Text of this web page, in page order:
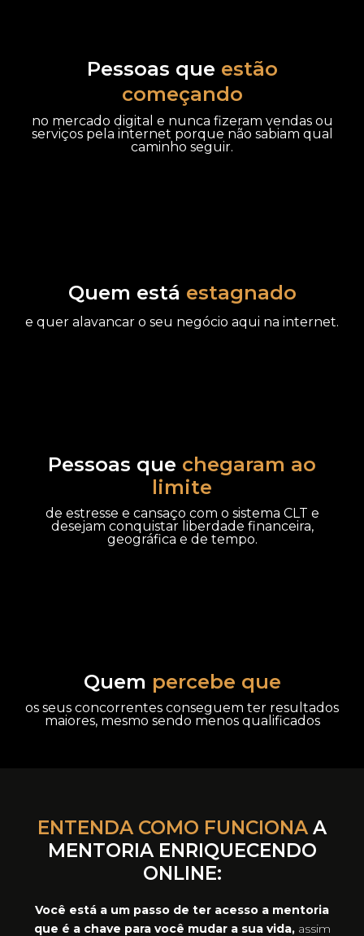
Pessoas que estão
começando
no mercado digital e nunca fizeram vendas ou
serviços pela internet porque não sabiam qual
caminho seguir.
Quem está estagnado
e quer alavancar o seu negócio aqui na internet.
Pessoas que chegaram ao
limite
de estresse e cansaço com o sistema CLT e
desejam conquistar liberdade financeira,
geográfica e de tempo.
Quem percebe que
os seus concorrentes conseguem ter resultados
maiores, mesmo sendo menos qualificados
ENTENDA COMO FUNCIONAA
MENTORIA ENRIQUECENDO
ONLINE:
Você está a um passo de ter acesso a mentoria
que é a chave para você mudar a sua vida,assim